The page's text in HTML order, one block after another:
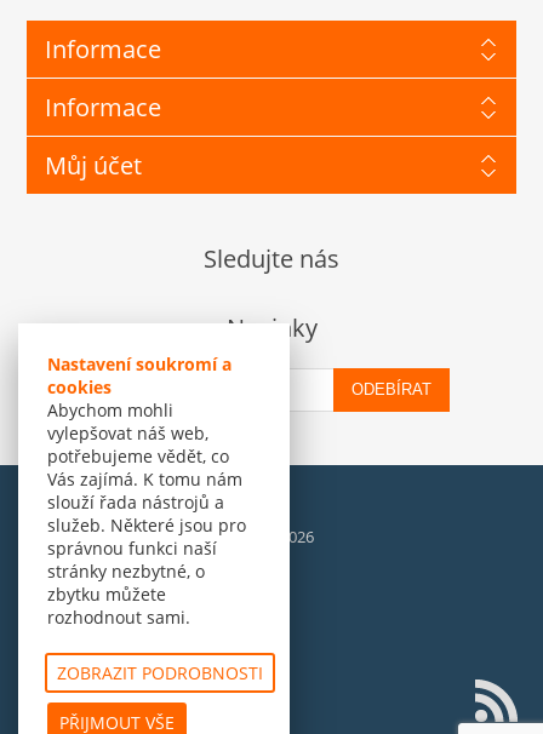
Nastavení soukromí a
cookies
Abychom mohli
vylepšovat náš web,
potřebujeme vědět, co
Vás zajímá. K tomu nám
slouží řada nástrojů a
služeb. Některé jsou pro
správnou funkci naší
stránky nezbytné, o
zbytku můžete
rozhodnout sami.
ZOBRAZIT PODROBNOSTI
PŘIJMOUT VŠE
Informace
Informace
Můj účet
Sledujte nás
Novinky
ODEBÍRAT
© Amenit Software Solutions, 1998 - 2026
Powered bynopCommerce